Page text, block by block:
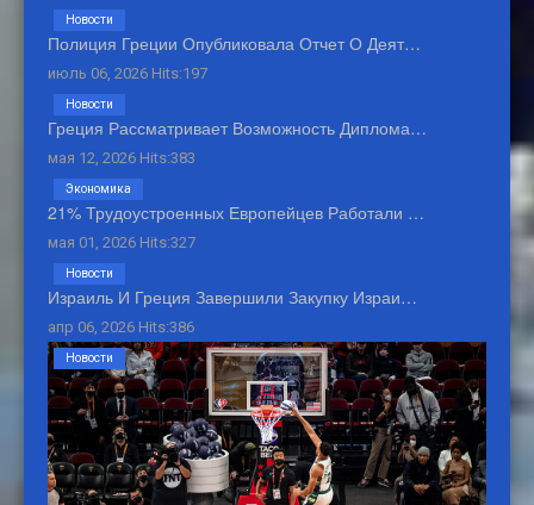
Полиция Греции Опубликовала Отчет О Деят…
июль 06, 2026 Hits:197
Новости
Греция Рассматривает Возможность Диплома…
мая 12, 2026 Hits:383
Новости
21% Трудоустроенных Европейцев Работали …
мая 01, 2026 Hits:327
Экономика
Израиль И Греция Завершили Закупку Израи…
апр 06, 2026 Hits:386
Новости
Новости